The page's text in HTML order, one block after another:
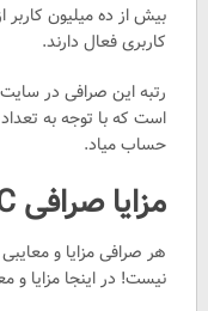
کاربری فعال دارند.
است که با توجه به
حساب میاد.
مزایا صرافی MEXC
هر صرافی مزایا و
نیست! در اینجا مزایا و